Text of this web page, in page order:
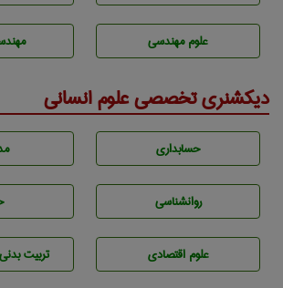
علوم مهندسی
دیکشنری تخصصی علوم انسانی
حسابداری
روانشناسی
علوم اقتصادی تربيت